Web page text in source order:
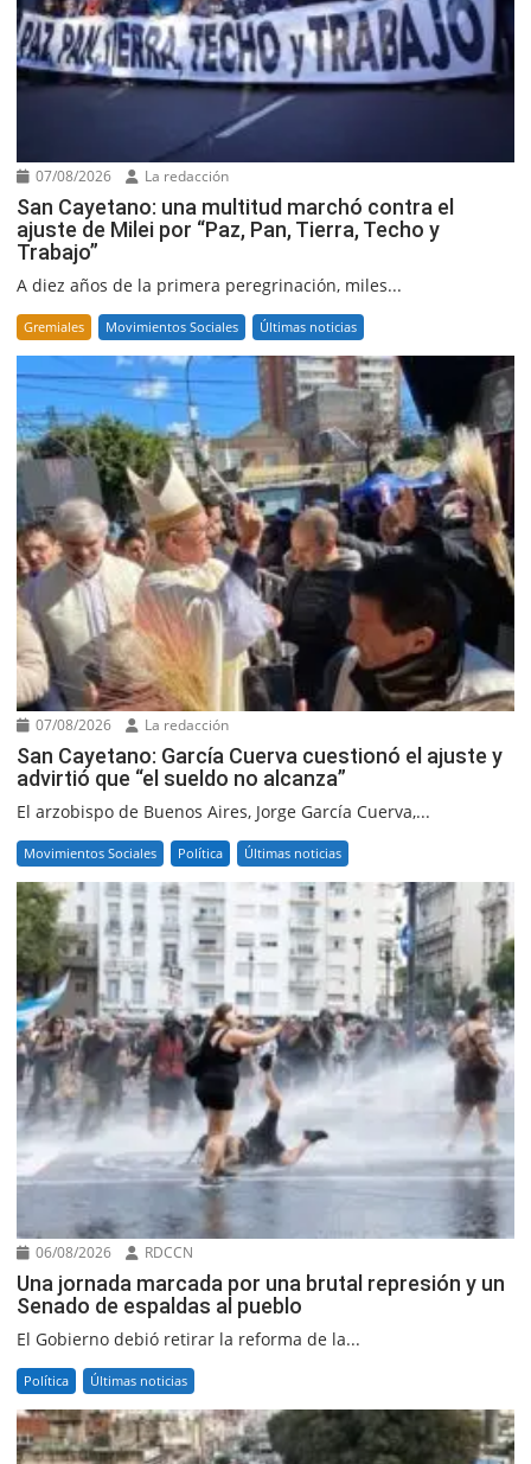
07/08/2026 La redacción
San Cayetano: una multitud marchó contra el
ajuste de Milei por “Paz, Pan, Tierra, Techo y
Trabajo”
A diez años de la primera peregrinación, miles...
Gremiales Movimientos Sociales Últimas noticias
07/08/2026 La redacción
San Cayetano: García Cuerva cuestionó el ajuste y
advirtió que “el sueldo no alcanza”
El arzobispo de Buenos Aires, Jorge García Cuerva,...
Movimientos Sociales Política Últimas noticias
06/08/2026 RDCCN
Una jornada marcada por una brutal represión y un
Senado de espaldas al pueblo
El Gobierno debió retirar la reforma de la...
Política Últimas noticias